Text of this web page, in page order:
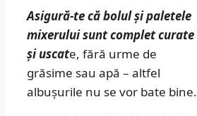
Asigură-te că bolul și paletele
mixerului sunt complet curate
și uscate, fără urme de
grăsime sau apă – altfel
albușurile nu se vor bate bine.